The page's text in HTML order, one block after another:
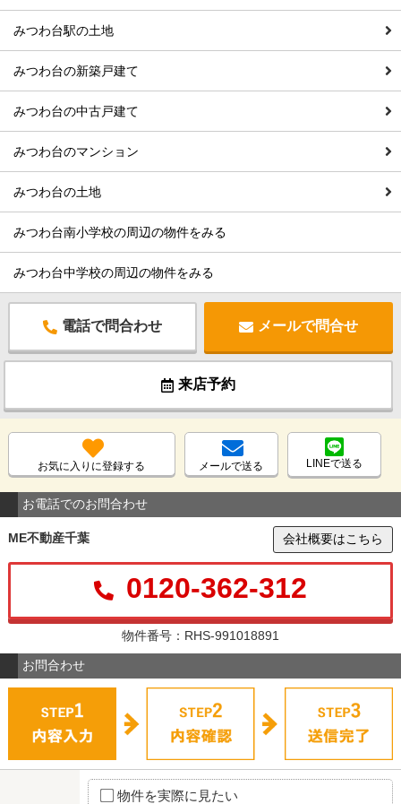
みつわ台駅の土地
みつわ台の新築戸建て
みつわ台の中古戸建て
みつわ台のマンション
みつわ台の土地
みつわ台南小学校の周辺の物件をみる
みつわ台中学校の周辺の物件をみる
電話で問合わせ メールで問合せ
来店予約
お気に入りに登録する メールで送る LINEで送る
お電話でのお問合わせ
ME不動産千葉 会社概要はこちら
0120-362-312
物件番号：RHS-991018891
お問合わせ
物件を実際に見たい